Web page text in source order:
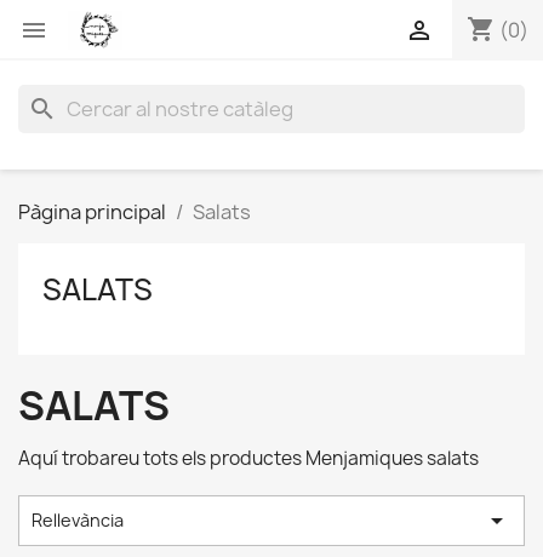
 shopping_cart (0)

search
Pàgina principal Salats
SALATS
SALATS
Aquí trobareu tots els productes Menjamiques salats
Rellevància 